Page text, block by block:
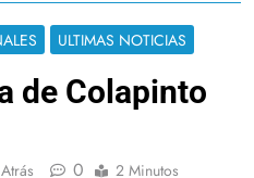
ULTIMAS NOTICIAS
de Colapinto
0 2 Minutos